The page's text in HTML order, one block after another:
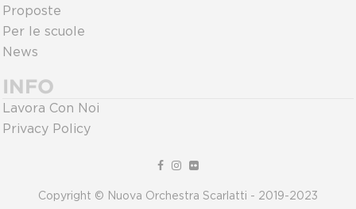
Proposte
Per le scuole
News
INFO
Lavora Con Noi
Privacy Policy
Copyright © Nuova Orchestra Scarlatti - 2019-2023